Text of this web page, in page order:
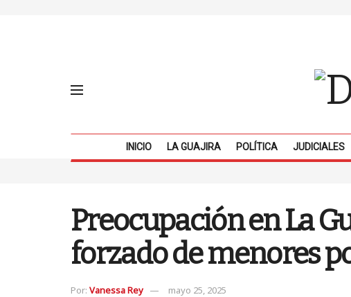
INICIO LA GUAJIRA POLÍTICA JUDICIALES
Preocupación en La
forzado de menores
Por: Vanessa Rey mayo 25, 2025